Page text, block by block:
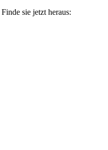
Finde sie jetzt heraus: